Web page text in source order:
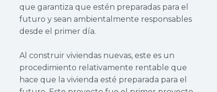
que garantiza que estén preparadas para el
futuro y sean ambientalmente responsables
desde el primer día.
Al construir viviendas nuevas, este es un
procedimiento relativamente rentable que
hace que la vivienda esté preparada para el